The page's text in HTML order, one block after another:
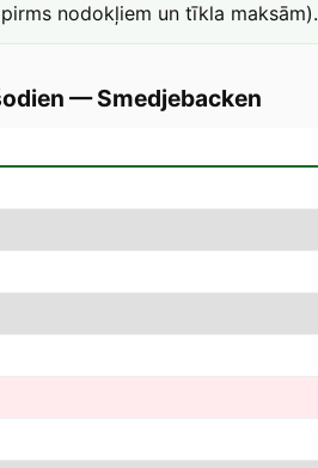
nodokļiem un tīkla maksām).
—Smedjebacken